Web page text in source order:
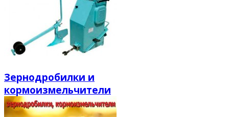
Зернодробилки и
кормоизмельчители